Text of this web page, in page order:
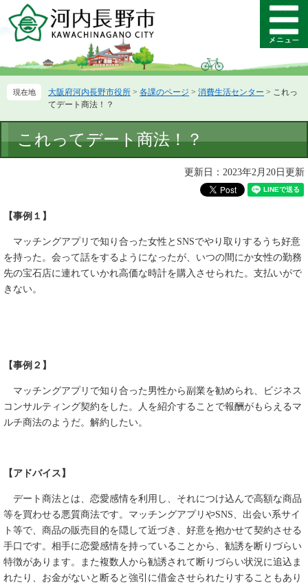
ー
先
ニ
を
て
メ
ニ
ー
大阪府河内長野市役所 > 各課のページ > 消費生活センター > これっ
てデート商法！？
文
これってデート商法！？
更新日：2023年2月20日更新
【事例１】
マッチングアプリで知り合った女性とSNSでやり取りするうち好意
を持った。会って話をするようになったが、いつの間にか女性の勤務
先の宝石店に連れていかれ高価な時計を購入させられた。支払いがで
きない。
【事例２】
マッチングアプリで知り合った男性から副業を勧められ、ビジネス
コンサルティング契約をした。人を紹介することで報酬がもらえるマ
ルチ商法のようだ。解約したい。
【アドバイス】
デート商法とは、恋愛感情を利用し、それにつけ込んで高額な商品
等を買わせる悪質商法です。マッチングアプリやSNS、出会い系サイ
ト等で、商品の販売目的を隠して近づき、好意を抱かせて契約させる
手口です。相手に恋愛感情を持っていることから、勧誘を断りづらい
特徴があります。また複数人から勧誘されて断りづらい状況に追込ま
れたり、お金がないと断ると強引に借金させられたりすることもあり